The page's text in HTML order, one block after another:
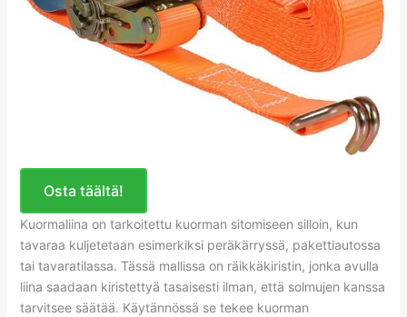
Osta täältä!
Kuormaliina on tarkoitettu kuorman sitomiseen silloin, kun
tavaraa kuljetetaan esimerkiksi peräkärryssä, pakettiautossa
tai tavaratilassa. Tässä mallissa on räikkäkiristin, jonka avulla
liina saadaan kiristettyä tasaisesti ilman, että solmujen kanssa
tarvitsee säätää. Käytännössä se tekee kuorman